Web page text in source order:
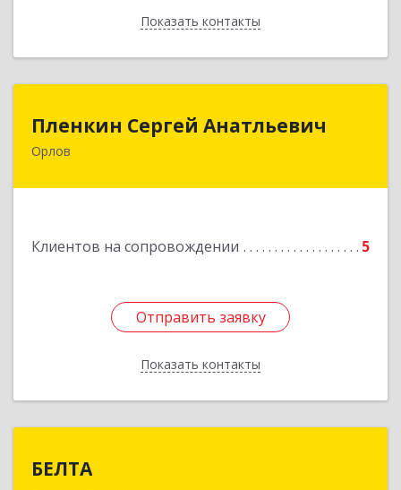
Показать контакты
Назад
Пленкин Сергей Анатльевич
Орлов
Клиентов на сопровождении 5
Отправить заявку
Показать контакты
Пленкин Сергей Анатльевич
Отправить заявку
Назад
БЕЛТА